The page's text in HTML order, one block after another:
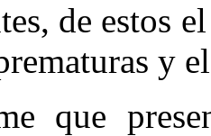
de estos
y
que